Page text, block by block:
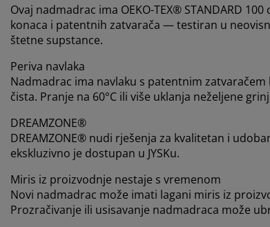
Ovaj nadmadrac ima OEKO-TEX® STANDARD
konaca i patentnih zatvarača — testiran u
štetne supstance.
Periva navlaka
Nadmadrac ima navlaku s patentnim
čista. Pranje na 60°C ili više uklanja neželjene
DREAMZONE®
DREAMZONE® nudi rješenja za kvalitetan i
ekskluzivno je dostupan u JYSKu.
Miris iz proizvodnje nestaje s vremenom
Novi nadmadrac može imati lagani miris iz
Prozračivanje ili usisavanje nadmadraca može